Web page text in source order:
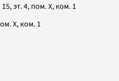
эт. 4, пом. X, ком. 1
X, ком. 1